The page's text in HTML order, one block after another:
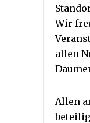
Wir
allen
Allen